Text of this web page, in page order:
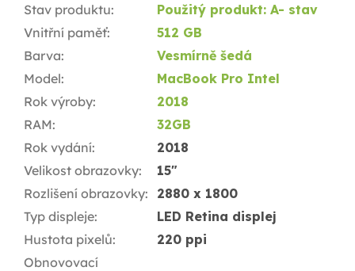
Stav produktu:
Použitý produkt: A- stav
Vnitřní paměť:
512 GB
Barva:
Vesmírně šedá
Model:
MacBook Pro Intel
Rok výroby:
2018
RAM:
32GB
Rok vydání:
2018
Velikost obrazovky:
15"
Rozlišení obrazovky:
2880 x 1800
Typ displeje:
LED Retina displej
Hustota pixelů:
220 ppi
Obnovovací